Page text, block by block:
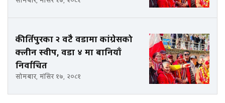
कीर्तिपुरका २ वटै वडामा कांग्रेसको
क्लीन स्वीप, वडा ४ मा बानियाँ
निर्वाचित
सोमबार, मंसिर १७, २०८१